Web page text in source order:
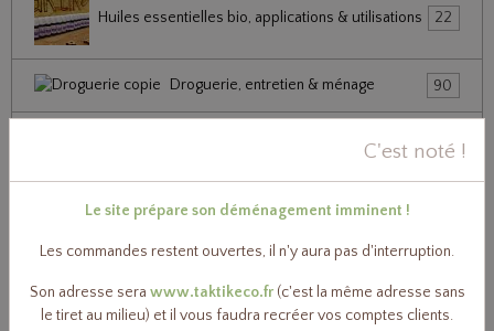
Huiles essentielles bio, applications & utilisations 22
Droguerie, entretien & ménage 90
Les kits 2
C'est noté !
Le site prépare son déménagement imminent !
Les commandes restent ouvertes, il n'y aura pas d'interruption.
Son adresse sera www.taktikeco.fr (c'est la même adresse sans
le tiret au milieu) et il vous faudra recréer vos comptes clients.